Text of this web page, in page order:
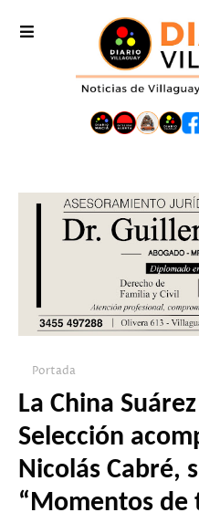
Portada
La China
Selección
Nicolás Cabré,
“Momentos de